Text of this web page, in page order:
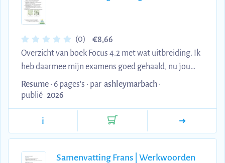
(0) €8,66
Overzicht van boek Focus 4.2 met wat uitbreiding. Ik
heb daarmee mijn examens goed gehaald, nu jou
beurt.
Resume • 6 pages's • par ashleymarbach •
publié 2026
i
Samenvatting Frans | Werkwoorden